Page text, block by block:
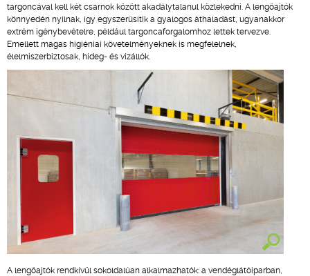
targoncával kell két csarnok között akadálytalanul közlekedni. A lengőajtók
könnyedén nyílnak, így egyszerűsítik a gyalogos áthaladást, ugyanakkor
extrém igénybevételre, például targoncaforgalomhoz lettek tervezve.
Emellett magas higiéniai követelményeknek is megfelelnek,
élelmiszerbiztosak, hideg- és vízállók.
A lengőajtók rendkívül sokoldalúan alkalmazhatók: a vendéglátóiparban,